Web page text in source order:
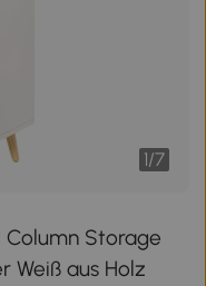
1/7
Column Storage
Weiß aus Holz